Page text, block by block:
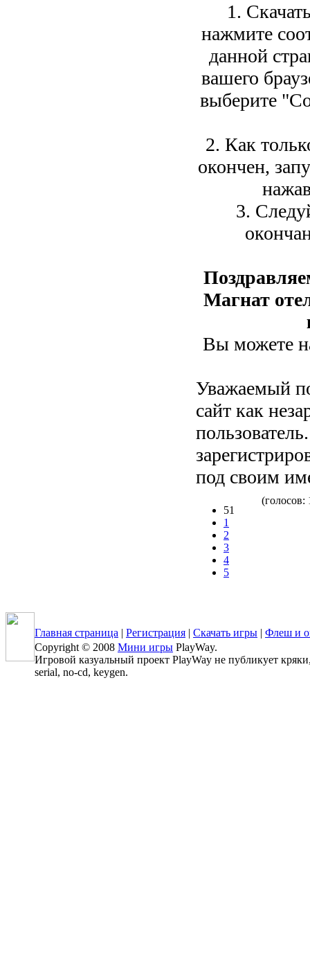
1.
нажмите
данной
вашего
выберите
2. Как
окончен,
3.
Магнат
Вы можете
Уважаемый
сайт как
под своим
51
1
2
3
4
5
(голосов:
Главная страница | Регистрация | Скачать игры | Флеш и
Copyright © 2008 Мини игры PlayWay.
Игровой казуальный проект PlayWay не публикует
serial, no-cd, keygen.